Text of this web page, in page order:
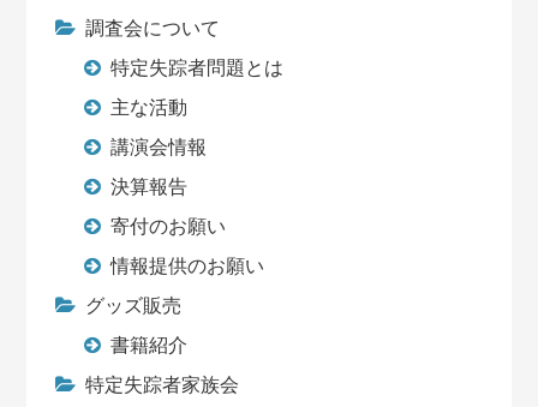
調査会について
特定失踪者問題とは
主な活動
講演会情報
決算報告
寄付のお願い
情報提供のお願い
グッズ販売
書籍紹介
特定失踪者家族会